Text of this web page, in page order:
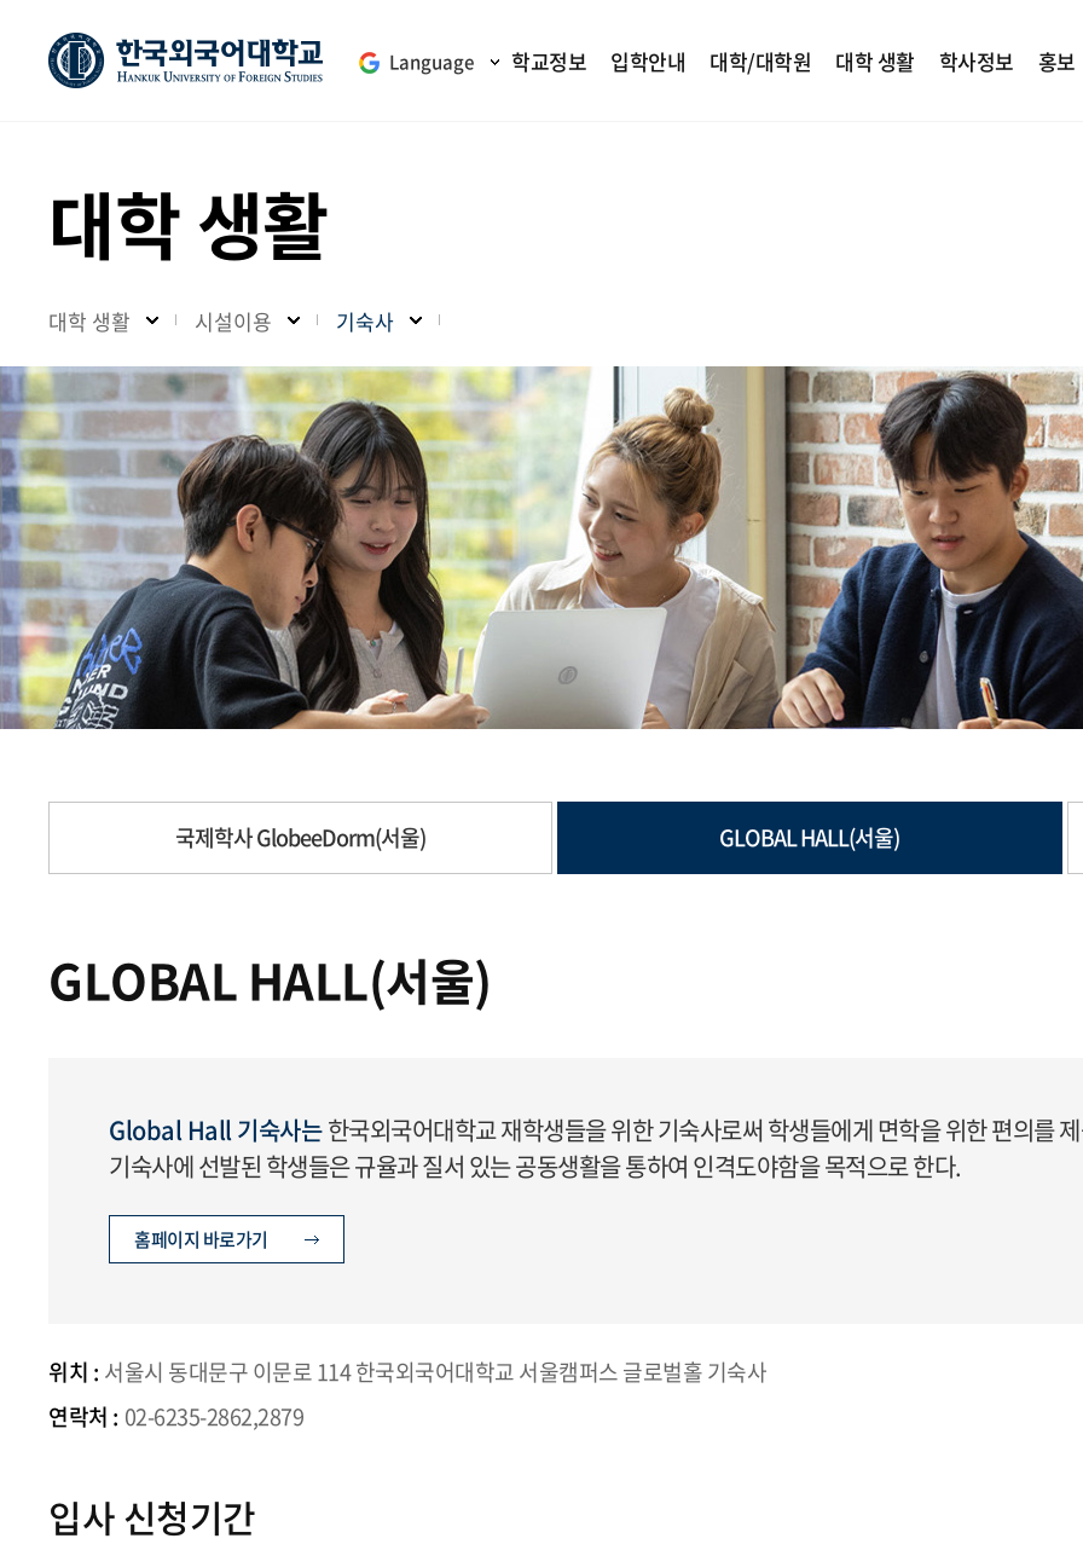
Language 학교정보 입학안내 대학/대학원 대학 생활 학사정보 홍보
대학 생활
대학 생활 시설이용 기숙사
국제학사 GlobeeDorm(서울) GLOBAL HALL(서울)
GLOBAL HALL(서울)
Global Hall 기숙사는한국외국어대학교 재학생들을 위한 기숙사로써 학생들에게 면학을 위한 편의를
기숙사에 선발된 학생들은 규율과 질서 있는 공동생활을 통하여 인격도야함을 목적으로 한다.
홈페이지 바로가기
위치 : 서울시 동대문구 이문로 114 한국외국어대학교 서울캠퍼스 글로벌홀 기숙사
연락처 : 02-6235-2862,2879
입사 신청기간